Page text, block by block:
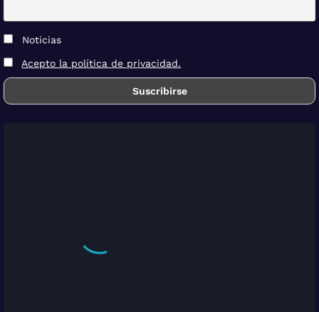
Noticias
Acepto la política de privacidad.